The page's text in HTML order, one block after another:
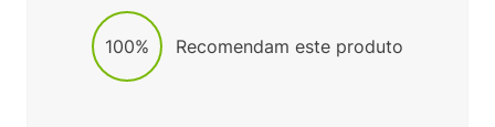
100% Recomendam este produto